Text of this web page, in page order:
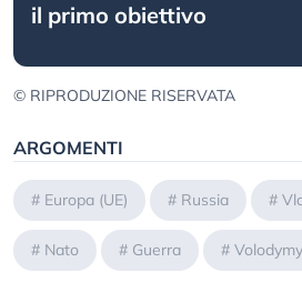
il primo obiettivo
© RIPRODUZIONE RISERVATA
ARGOMENTI
# Europa (UE) # Russia #
# Nato # Guerra #